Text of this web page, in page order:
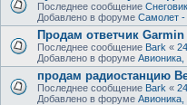
Последнее сообщение Снеговик
Добавлено в форуме Самолет -
Продам ответчик Garmin
Последнее сообщение Bark «
Добавлено в форуме
продам радиостанцию
Последнее сообщение Bark «
Добавлено в форуме